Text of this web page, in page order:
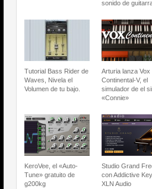
sonido de
Tutorial Bass Rider de
Waves, Nivela el
Volumen de tu bajo.
Arturia lanza Vox
Continental-V, el
simulador de el
«Connie»
KeroVee, el «Auto-
Tune» gratuito de
g200kg
Studio Grand
con Addictive
XLN Audio